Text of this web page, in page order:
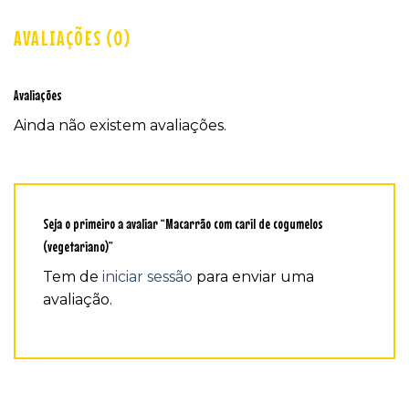
AVALIAÇÕES (0)
Avaliações
Ainda não existem avaliações.
Seja o primeiro a avaliar “Macarrão com caril de cogumelos
(vegetariano)”
Tem de iniciar sessão para enviar uma
avaliação.